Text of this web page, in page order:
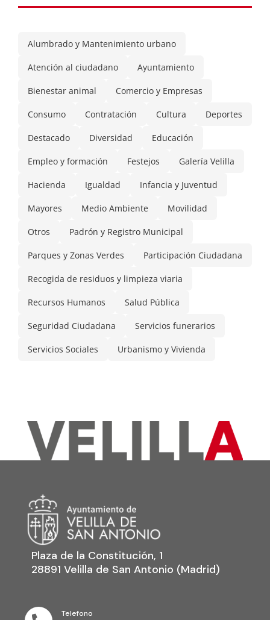
Alumbrado y Mantenimiento urbano
Atención al ciudadano Ayuntamiento
Bienestar animal Comercio y Empresas
Consumo Contratación Cultura Deportes
Destacado Diversidad Educación
Empleo y formación Festejos Galería Velilla
Hacienda Igualdad Infancia y Juventud
Mayores Medio Ambiente Movilidad
Otros Padrón y Registro Municipal
Parques y Zonas Verdes Participación Ciudadana
Recogida de residuos y limpieza viaria
Recursos Humanos Salud Pública
Seguridad Ciudadana Servicios funerarios
Servicios Sociales Urbanismo y Vivienda
Plaza de la Constitución, 1
28891 Velilla de San Antonio (Madrid)
Telefono